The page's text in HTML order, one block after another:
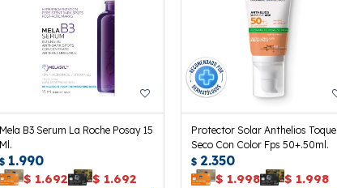
Mela B3 Serum La Roche Posay 15
Ml.
$ 1.990
$ 1.692 $ 1.692
Protector Solar Anthelios Toque
Seco Con Color Fps 50+.50ml.
$ 2.350
$ 1.998 $ 1.998